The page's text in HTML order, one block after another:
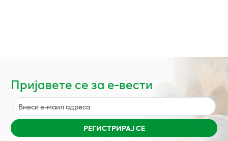
Пријавете се за е-вести
РЕГИСТРИРАЈ СЕ